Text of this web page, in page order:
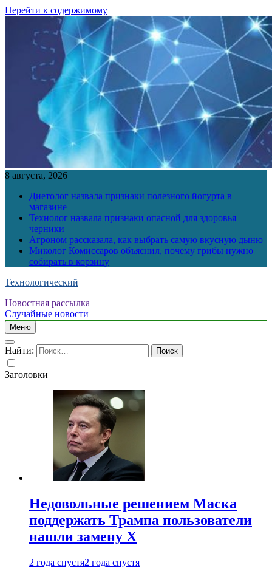
Перейти к содержимому
8 августа, 2026
Диетолог назвала признаки полезного йогурта в
магазине
Технолог назвала признаки опасной для здоровья
черники
Агроном рассказала, как выбрать самую вкусную дыню
Миколог Комиссаров объяснил, почему грибы нужно
собирать в корзину
Технологический
Новостная рассылка
Случайные новости
Меню
Найти:
Заголовки
Недовольные решением Маска
поддержать Трампа пользователи
нашли замену X
2 года спустя2 года спустя